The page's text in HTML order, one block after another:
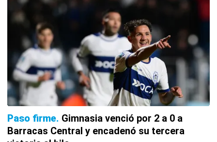
Paso firme Gimnasia venció por 2 a 0 a
Barracas Central y encadenó su tercera